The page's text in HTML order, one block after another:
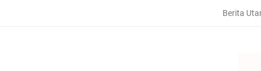
Berita